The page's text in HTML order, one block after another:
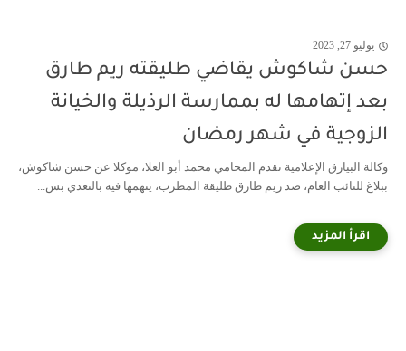
يوليو 27, 2023
حسن شاكوش يقاضي طليقته ريم طارق
بعد إتهامها له بممارسة الرذيلة والخيانة
الزوجية في شهر رمضان
وكالة البيارق الإعلامية تقدم المحامي محمد أبو العلا، موكلا عن حسن شاكوش،
ببلاغ للنائب العام، ضد ريم طارق طليقة المطرب، يتهمها فيه بالتعدي بس...